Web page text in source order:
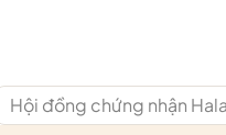
Hội đồng chứng nhận